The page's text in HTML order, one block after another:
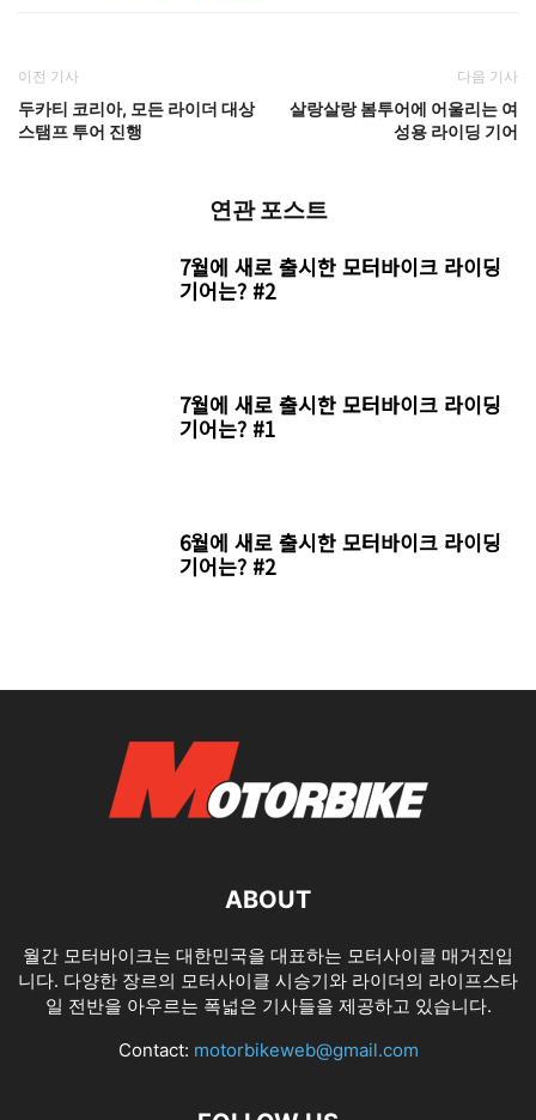
이전 기사
두카티 코리아, 모든 라이더 대상
스탬프 투어 진행
다음 기사
살랑살랑 봄투어에 어울리는 여
성용 라이딩 기어
연관 포스트
7월에 새로 출시한 모터바이크 라이딩
기어는? #2
7월에 새로 출시한 모터바이크 라이딩
기어는? #1
6월에 새로 출시한 모터바이크 라이딩
기어는? #2
ABOUT
월간 모터바이크는 대한민국을 대표하는 모터사이클 매거진입
니다. 다양한 장르의 모터사이클 시승기와 라이더의 라이프스타
일 전반을 아우르는 폭넓은 기사들을 제공하고 있습니다.
Contact: motorbikeweb@gmail.com